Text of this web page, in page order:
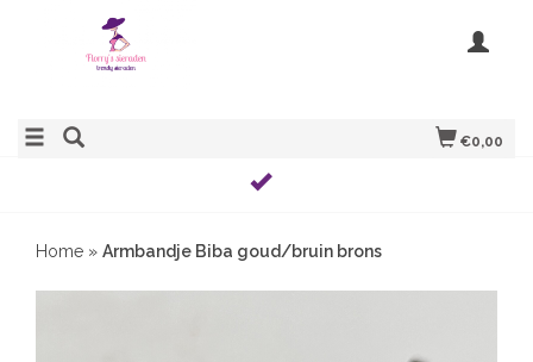
€0,00
Home » Armbandje Biba goud/bruin brons